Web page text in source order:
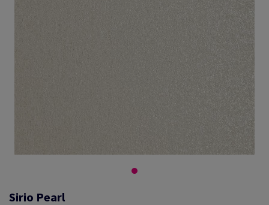
Sirio Pearl